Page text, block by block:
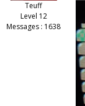
Teuff
Level 12
Messages : 1638